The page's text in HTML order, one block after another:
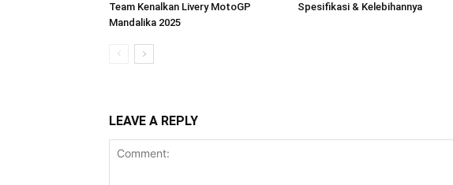
Team Kenalkan Livery MotoGP
Mandalika 2025
Spesifikasi & Kelebihannya
LEAVE A REPLY